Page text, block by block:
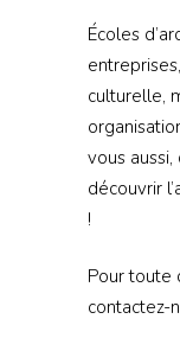
Écoles
culturelle,
vous
découvrir
!
Pour toute
contactez-